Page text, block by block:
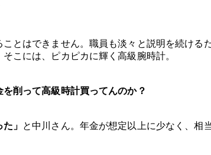
とはできません。職員も淡々と説明を続ける
こには、ピカピカに輝く高級腕時計。
削って高級時計買ってんのか？
」 と中川さん。年金が想定以上に少なく、相